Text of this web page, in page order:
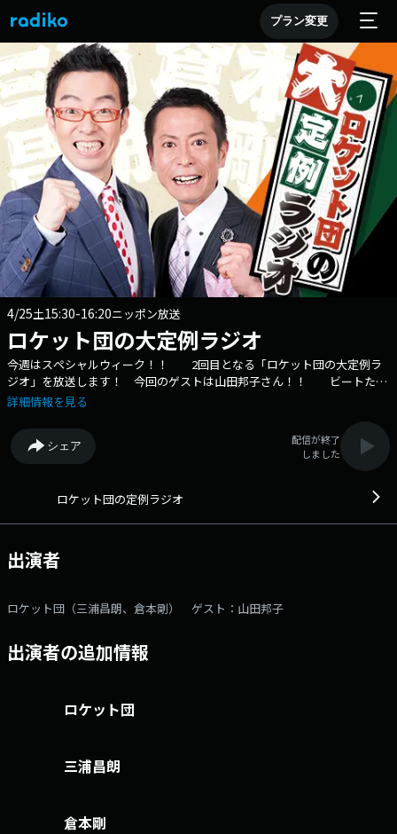
プラン変更
4/25土15:30-16:20ニッポン放送
ロケット団の大定例ラジオ
今週はスペシャルウィーク！！ 2回目となる「ロケット団の大定例ラ
ジオ」を放送します！ 今回のゲストは山田邦子さん！！ ビートたけ
しさん、「ひょうきん族」のエピソード、ロケット団の師匠でもある、お
アドレス： teirei@1242.com 番組ホームページはこちら twitter
ハッシュタグは「#定例ラジオ」twitterアカウントは「@teireiradio」
詳細情報を見る
シェア
配信が終了
しました
ロケット団の定例ラジオ
出演者
ロケット団（三浦昌朗、倉本剛） ゲスト：山田邦子
出演者の追加情報
ロケット団
三浦昌朗
倉本剛